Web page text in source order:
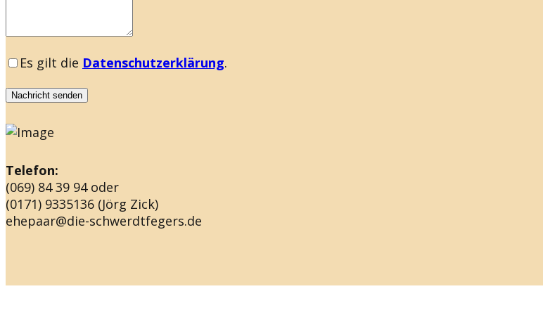
Es gilt die Datenschutzerklärung.
Nachricht senden
Telefon:
(069) 84 39 94 oder
(0171) 9335136 (Jörg Zick)
ehepaar@die-schwerdtfegers.de